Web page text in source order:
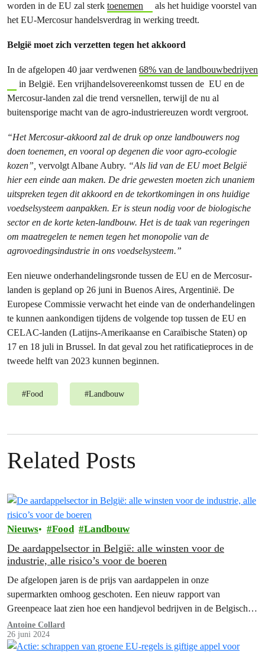
worden in de EU zal sterk toenemen
als het huidige voorstel van
het EU-Mercosur handelsverdrag in werking treedt.
België moet zich verzetten tegen het akkoord
In de afgelopen 40 jaar verdwenen 68% van de landbouwbedrijven
in België. Een vrijhandelsovereenkomst tussen de EU en de
Mercosur-landen zal die trend versnellen, terwijl de nu al
buitensporige macht van de agro-industriereuzen wordt vergroot.
“Het Mercosur-akkoord zal de druk op onze landbouwers nog
doen toenemen, en vooral op degenen die voor agro-ecologie
kozen”, vervolgt Albane Aubry. “Als lid van de EU moet België
hier een einde aan maken. De drie gewesten moeten zich unaniem
uitspreken tegen dit akkoord en de tekortkomingen in ons huidige
voedselsysteem aanpakken. Er is steun nodig voor de biologische
sector en de korte keten-landbouw. Het is de taak van regeringen
om maatregelen te nemen tegen het monopolie van de
agrovoedingsindustrie in ons voedselsysteem.”
Een nieuwe onderhandelingsronde tussen de EU en de Mercosur-
landen is gepland op 26 juni in Buenos Aires, Argentinië. De
Europese Commissie verwacht het einde van de onderhandelingen
te kunnen aankondigen tijdens de volgende top tussen de EU en
CELAC-landen (Latijns-Amerikaanse en Caraïbische Staten) op
17 en 18 juli in Brussel. In dat geval zou het ratificatieproces in de
tweede helft van 2023 kunnen beginnen.
#Food #Landbouw
Related Posts
Nieuws Food Landbouw
De aardappelsector in België: alle winsten voor de
industrie, alle risico’s voor de boeren
De afgelopen jaren is de prijs van aardappelen in onze
supermarkten omhoog geschoten. Een nieuw rapport van
Greenpeace laat zien hoe een handjevol bedrijven in de Belgische
aardappelindustrie op deze stijging hebben ingespeeld en hun
winsten enorm hebben opgestuwd. Terwijl het water de boeren aan
Antoine Collard
26 juni 2024